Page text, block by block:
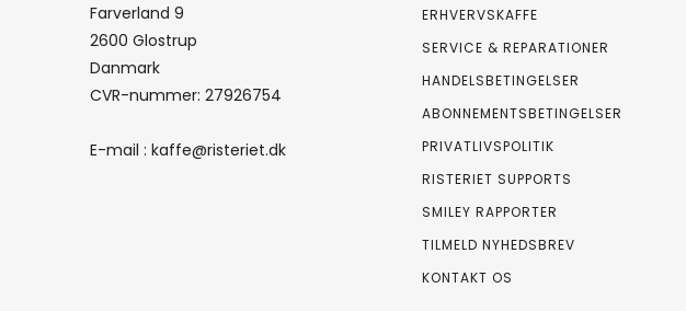
Farverland 9
2600 Glostrup
Danmark
CVR-nummer: 27926754
E-mail :kaffe@risteriet.dk
ERHVERVSKAFFE
SERVICE & REPARATIONER
HANDELSBETINGELSER
ABONNEMENTSBETINGELSER
PRIVATLIVSPOLITIK
RISTERIET SUPPORTS
SMILEY RAPPORTER
TILMELD NYHEDSBREV
KONTAKT OS